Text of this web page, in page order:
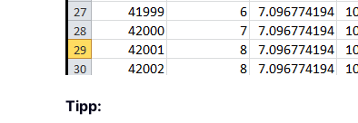
Tipp: